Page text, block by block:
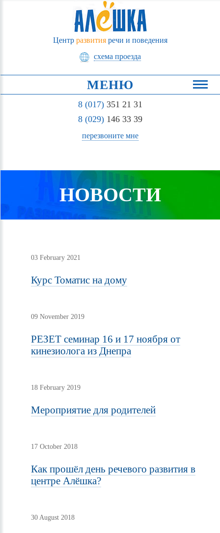
Центр развития речи и поведения
схема проезда
МЕНЮ
8 (017) 351 21 31
8 (029) 146 33 39
перезвоните мне
НОВОСТИ
03 February 2021
Курс Томатис на дому
09 November 2019
РЕЗЕТ семинар 16 и 17 ноября от
кинезиолога из Днепра
18 February 2019
Мероприятие для родителей
17 October 2018
Как прошёл день речевого развития в
центре Алёшка?
30 August 2018